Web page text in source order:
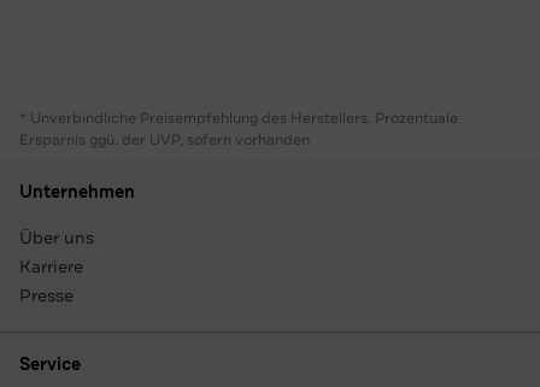
* Unverbindliche Preisempfehlung des Herstellers. Prozentuale
Ersparnis ggü. der UVP, sofern vorhanden
Unternehmen
Über uns
Karriere
Presse
Service